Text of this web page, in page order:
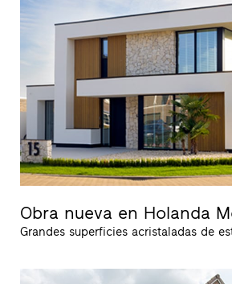
Obra nueva en Holanda
Grandes superficies acristaladas de